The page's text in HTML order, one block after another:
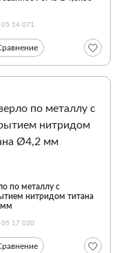
05 14 071
по металлу с
нитридом титана
05 17 020